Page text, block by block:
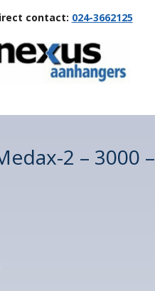
contact: 024-3662125
2 – 3000 –